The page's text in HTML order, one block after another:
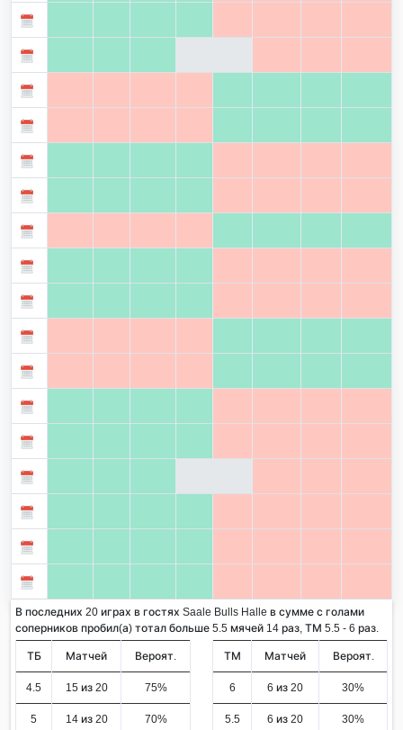
В последних 20 играх в гостях Saale Bulls Halle в сумме с голами
соперников пробил(а) тотал больше 5.5 мячей 14 раз, ТМ 5.5 - 6 раз.
ТБ Матчей Вероят.
4.5 15 из 20 75%
5 14 из 20 70%
ТМ Матчей Вероят.
6 6 из 20 30%
5.5 6 из 20 30%